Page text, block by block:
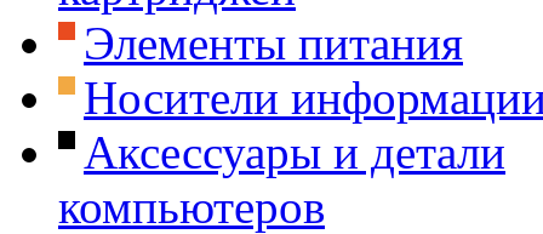
Элементы питания
Носители
Аксессуары и детали
компьютеров